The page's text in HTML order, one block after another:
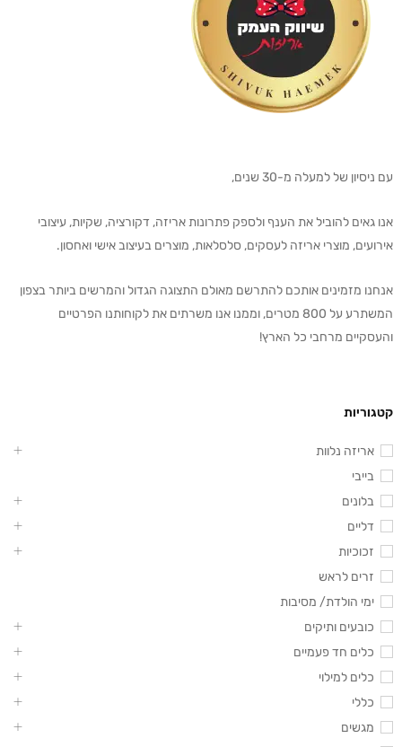
עם ניסיון של למעלה מ-30 שנים,
אנו גאים להוביל את הענף ולספק פתרונות אריזה, דקורציה, שקיות, עיצובי
אירועים, מוצרי אריזה לעסקים, סלסלאות, מוצרים בעיצוב אישי ואחסון.
אנחנו מזמינים אותכם להתרשם מאולם התצוגה הגדול והמרשים ביותר בצפון
המשתרע על 800 מטרים, וממנו אנו משרתים את לקוחותנו הפרטיים
והעסקיים מרחבי כל הארץ!
קטגוריות
אריזה נלוות
בייבי
בלונים
דליים
זכוכיות
זרים לראש
ימי הולדת/ מסיבות
כובעים ותיקים
כלים חד פעמיים
כלים למילוי
כללי
מגשים